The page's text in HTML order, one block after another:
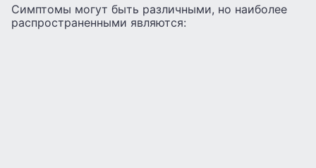
Симптомы могут быть различными, но наиболее
распространенными являются: